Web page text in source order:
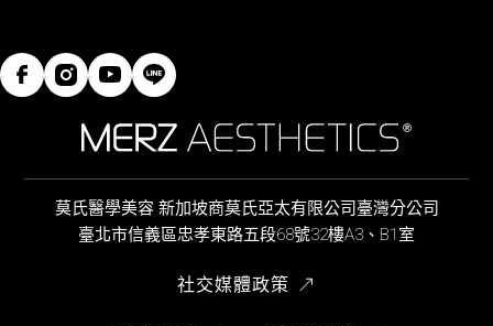
莫氏醫學美容 新加坡商莫氏亞太有限公司臺灣分公司
臺北市信義區忠孝東路五段68號32樓A3、B1室
社交媒體政策